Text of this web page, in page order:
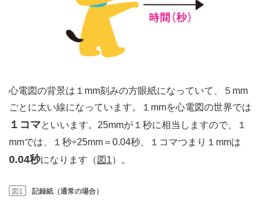
心電図の背景は１mm刻みの方眼紙になっていて、５mm
ごとに太い線になっています。１mmを心電図の世界では
１コマといいます。25mmが１秒に相当しますので、１
mmでは、１秒÷25mm＝0.04秒、１コマつまり１mmは
0.04秒になります（ 図1）。
図1 記録紙（通常の場合）